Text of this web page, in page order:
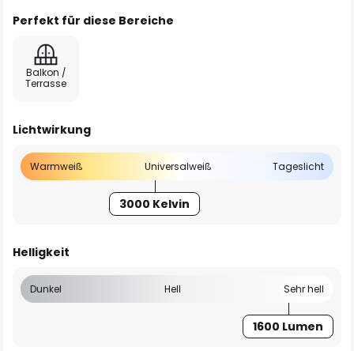
Perfekt für diese Bereiche
Balkon /
Terrasse
Lichtwirkung
Warmweiß Universalweiß Tageslicht
3000 Kelvin
Helligkeit
Dunkel Hell Sehr hell
1600 Lumen